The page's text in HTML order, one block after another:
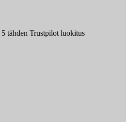
5 tähden Trustpilot luokitus